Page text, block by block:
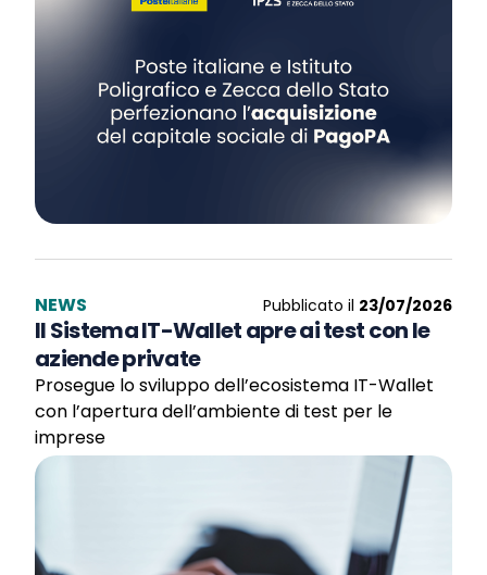
NEWS Pubblicato il 23/07/2026
Il Sistema IT-Wallet apre ai test con le
aziende private
Prosegue lo sviluppo dell’ecosistema IT-Wallet
con l’apertura dell’ambiente di test per le
imprese